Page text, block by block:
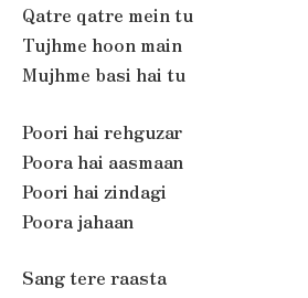
Qatre qatre mein tu
Tujhme hoon main
Mujhme basi hai tu
Poori hai rehguzar
Poora hai aasmaan
Poori hai zindagi
Poora jahaan
Sang tere raasta